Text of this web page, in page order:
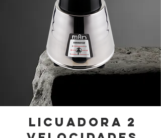
licuadora 2